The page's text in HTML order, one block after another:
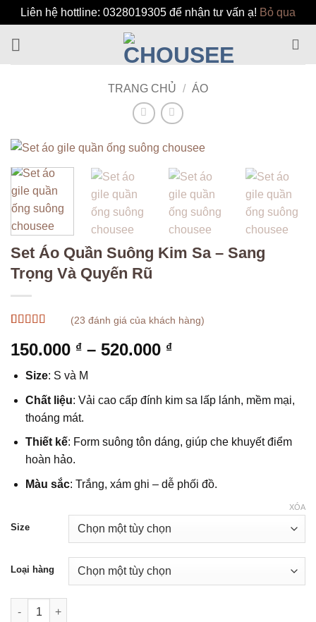
Liên hệ hottline: 0328019305 để nhận tư vấn ạ! Bỏ qua
qua
TRANG CHỦ / ÁO
Set Áo Quần Suông Kim Sa – Sang
Trọng Và Quyến Rũ
trênđánh
giá
(23 đánh giá của khách hàng)
150.000 ₫ – 520.000 ₫Khoảng
150.000 ₫
520.000 ₫
Size: S và M
Chất liệu: Vải cao cấp đính kim sa lấp lánh, mềm mại,
thoáng mát.
Thiết kế: Form suông tôn dáng, giúp che khuyết điểm
hoàn hảo.
Màu sắc: Trắng, xám ghi – dễ phối đồ.
Size
Loại hàng
XÓA
Set Áo Quần Suông Kim Sa – Sang Trọng Và Quyến Rũ số